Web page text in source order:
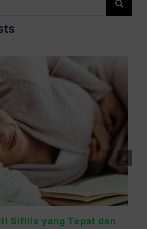
Sifilis atau HIV? Ini